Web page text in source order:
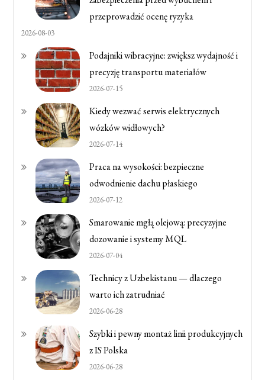
przeprowadzić ocenę ryzyka
2026-08-03
Podajniki wibracyjne: zwiększ wydajność i
precyzję transportu materiałów
2026-07-15
Kiedy wezwać serwis elektrycznych
wózków widłowych?
2026-07-14
Praca na wysokości: bezpieczne
odwodnienie dachu płaskiego
2026-07-12
Smarowanie mgłą olejową: precyzyjne
dozowanie i systemy MQL
2026-07-04
Technicy z Uzbekistanu — dlaczego
warto ich zatrudniać
2026-06-28
Szybki i pewny montaż linii produkcyjnych
z IS Polska
2026-06-28